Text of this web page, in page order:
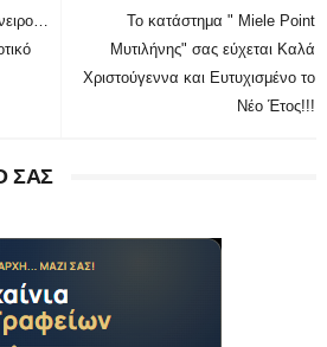
Το κατάστημα " Miele Point
Μυτιλήνης" σας εύχεται Καλά
Χριστούγεννα και Ευτυχισμένο το
Νέο Έτος!!!
ΣΑΣ